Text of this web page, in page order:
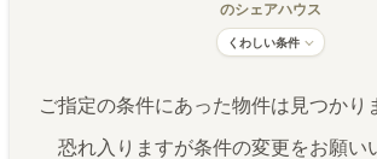
のシェアハウス
くわしい条件
ご指定の条件にあった物件は見つかり
恐れ入りますが条件の変更をお願い